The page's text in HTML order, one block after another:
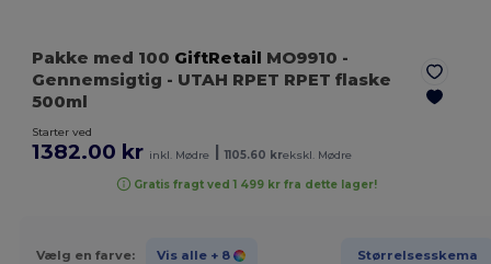
Pakke med 100 GiftRetail MO9910 -
Gennemsigtig - UTAH RPET RPET flaske
500ml
Starter ved
1382.00 kr inkl. Mødre 1105.60 krekskl. Mødre
Gratis fragt ved 1 499 kr fra dette lager!
Vælg en farve: Vis alle + 8 Størrelsesskema